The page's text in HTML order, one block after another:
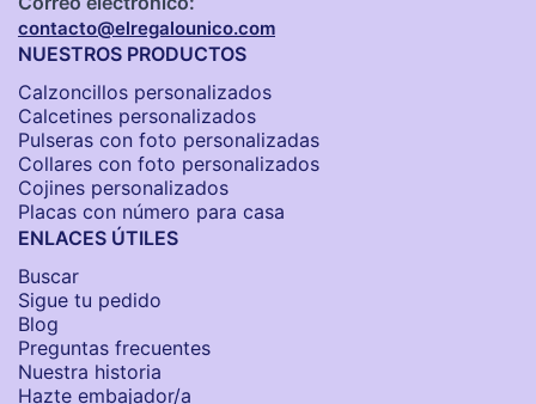
contacto@elregalounico.com
NUESTROS PRODUCTOS
Calzoncillos personalizados​
Calcetines personalizados
Pulseras con foto personalizadas
Collares con foto personalizados
Cojines personalizados
Placas con número para casa
ENLACES ÚTILES
Buscar
Sigue tu pedido
Blog
Preguntas frecuentes
Nuestra historia
Hazte embajador/a